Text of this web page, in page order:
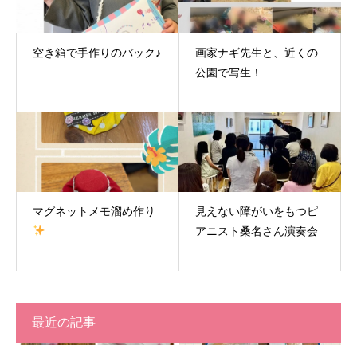
空き箱で手作りのバック♪
画家ナギ先生と、近くの
公園で写生！
マグネットメモ溜め作り
見えない障がいをもつピ
アニスト桑名さん演奏会
最近の記事